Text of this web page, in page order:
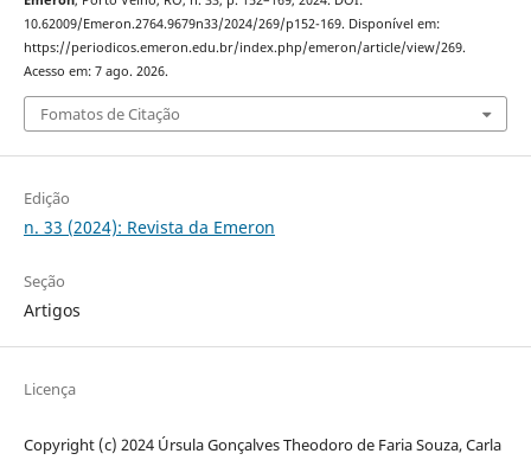
10.62009/Emeron.2764.9679n33/2024/269/p152-169. Disponível em:
https://periodicos.emeron.edu.br/index.php/emeron/article/view/269.
Acesso em: 7 ago. 2026.
Fomatos de Citação
Edição
n. 33 (2024): Revista da Emeron
Seção
Artigos
Licença
Copyright (c) 2024 Úrsula Gonçalves Theodoro de Faria Souza, Carla